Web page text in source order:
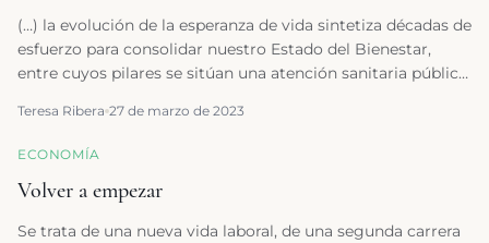
(…) la evolución de la esperanza de vida sintetiza décadas de
esfuerzo para consolidar nuestro Estado del Bienestar,
entre cuyos pilares se sitúan una atención sanitaria pública
cuidados a largo plazo y de la atención a la dependencia.
(…)
Teresa Ribera 27 de marzo de 2023
ECONOMÍA
Volver a empezar
Se trata de una nueva vida laboral, de una segunda carrera